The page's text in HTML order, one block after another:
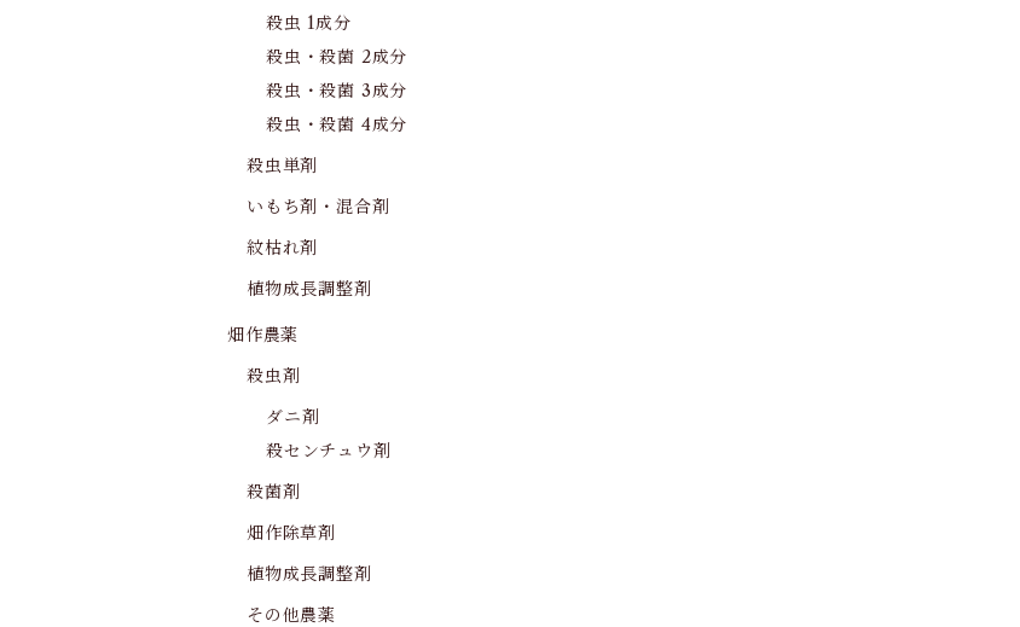
殺虫 1成分
殺虫・殺菌 2成分
殺虫・殺菌 3成分
殺虫・殺菌 4成分
殺虫単剤
いもち剤・混合剤
紋枯れ剤
植物成長調整剤
畑作農薬
殺虫剤
ダニ剤
殺センチュウ剤
殺菌剤
畑作除草剤
植物成長調整剤
その他農薬